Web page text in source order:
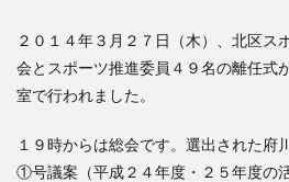
２０１４年３月２７日（木）、北区ス
会とスポーツ推進委員４９名の離任式
室で行われました。
１９時からは総会です。選出された府
①号議案（平成２４年度・２５年度の
北区スポーツ推進委員
北区の
活動報告
生涯スポーツ
講習会のご報告
検索